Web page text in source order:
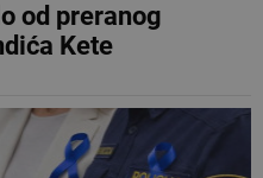
od preranog
Kete